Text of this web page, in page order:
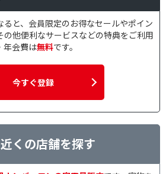
と、会員限定のお得なセールやポイン
の他便利なサービスなどの特典をご利用
年会費は無料です。
今すぐ登録
近くの店舗を探す